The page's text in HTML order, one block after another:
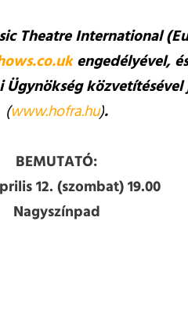
Theatre International
co.ukengedélyével,
Ügynökség
(www.hofra.hu).
BEMUTATÓ:
12. (szombat) 19.00
Nagyszínpad